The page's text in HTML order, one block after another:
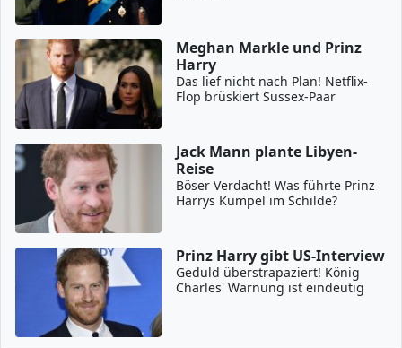
Meghan Markle und Prinz
Harry
Das lief nicht nach Plan! Netflix-
Flop brüskiert Sussex-Paar
Jack Mann plante Libyen-
Reise
Böser Verdacht! Was führte Prinz
Harrys Kumpel im Schilde?
Prinz Harry gibt US-Interview
Geduld überstrapaziert! König
Charles' Warnung ist eindeutig